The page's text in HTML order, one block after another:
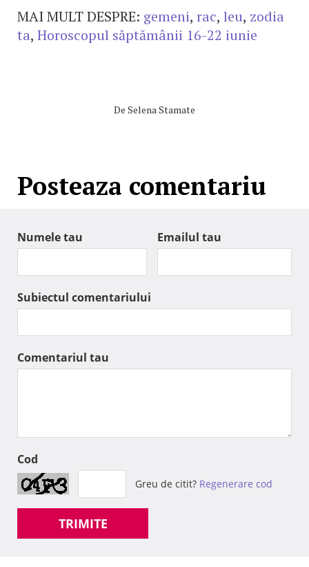
MAI MULT DESPRE: gemeni, rac, leu, zodia
ta, Horoscopul săptămânii 16-22 iunie
De Selena Stamate
Posteaza comentariu
Numele tau Emailul tau
Subiectul comentariului
Comentariul tau
Cod
Greu de citit? Regenerare cod
TRIMITE